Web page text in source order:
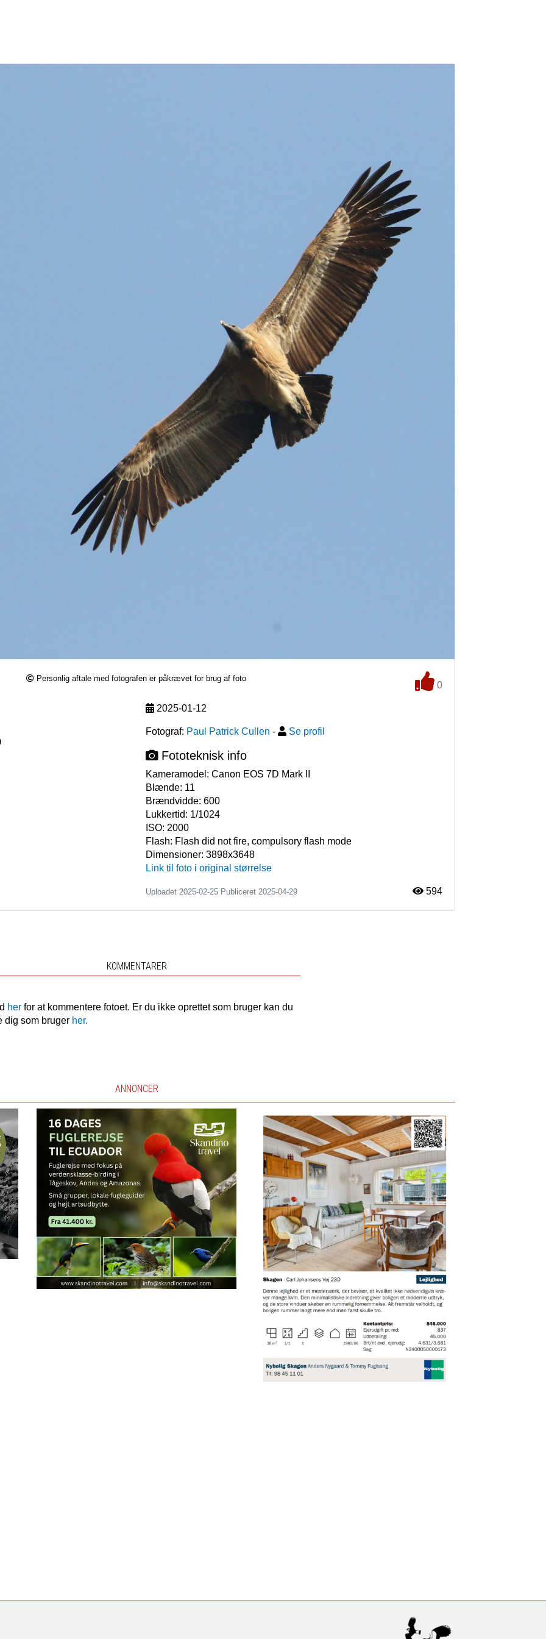
Personlig aftale med fotografen er påkrævet for brug af foto
0
2025-01-12
Fotograf: Paul Patrick Cullen - Se profil
Fototeknisk info
Kameramodel: Canon EOS 7D Mark II
Blænde: 11
Brændvidde: 600
Lukkertid: 1/1024
ISO: 2000
Flash: Flash did not fire, compulsory flash mode
Dimensioner: 3898x3648
Link til foto i original størrelse
Uploadet 2025-02-25 Publiceret 2025-04-29 594
KOMMENTARER
her for at kommentere fotoet. Er du ikke oprettet som bruger kan du
dig som bruger her.
ANNONCER